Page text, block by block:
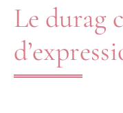
Le durag